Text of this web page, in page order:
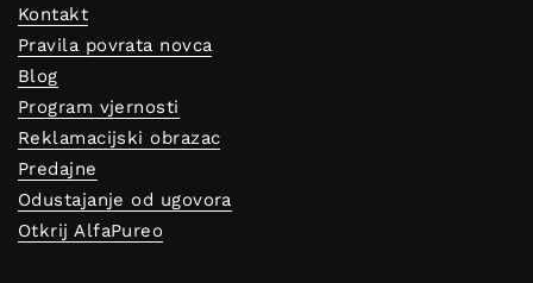
Kontakt
Pravila povrata novca
Blog
Program vjernosti
Reklamacijski obrazac
Predajne
Odustajanje od ugovora
Otkrij AlfaPureo